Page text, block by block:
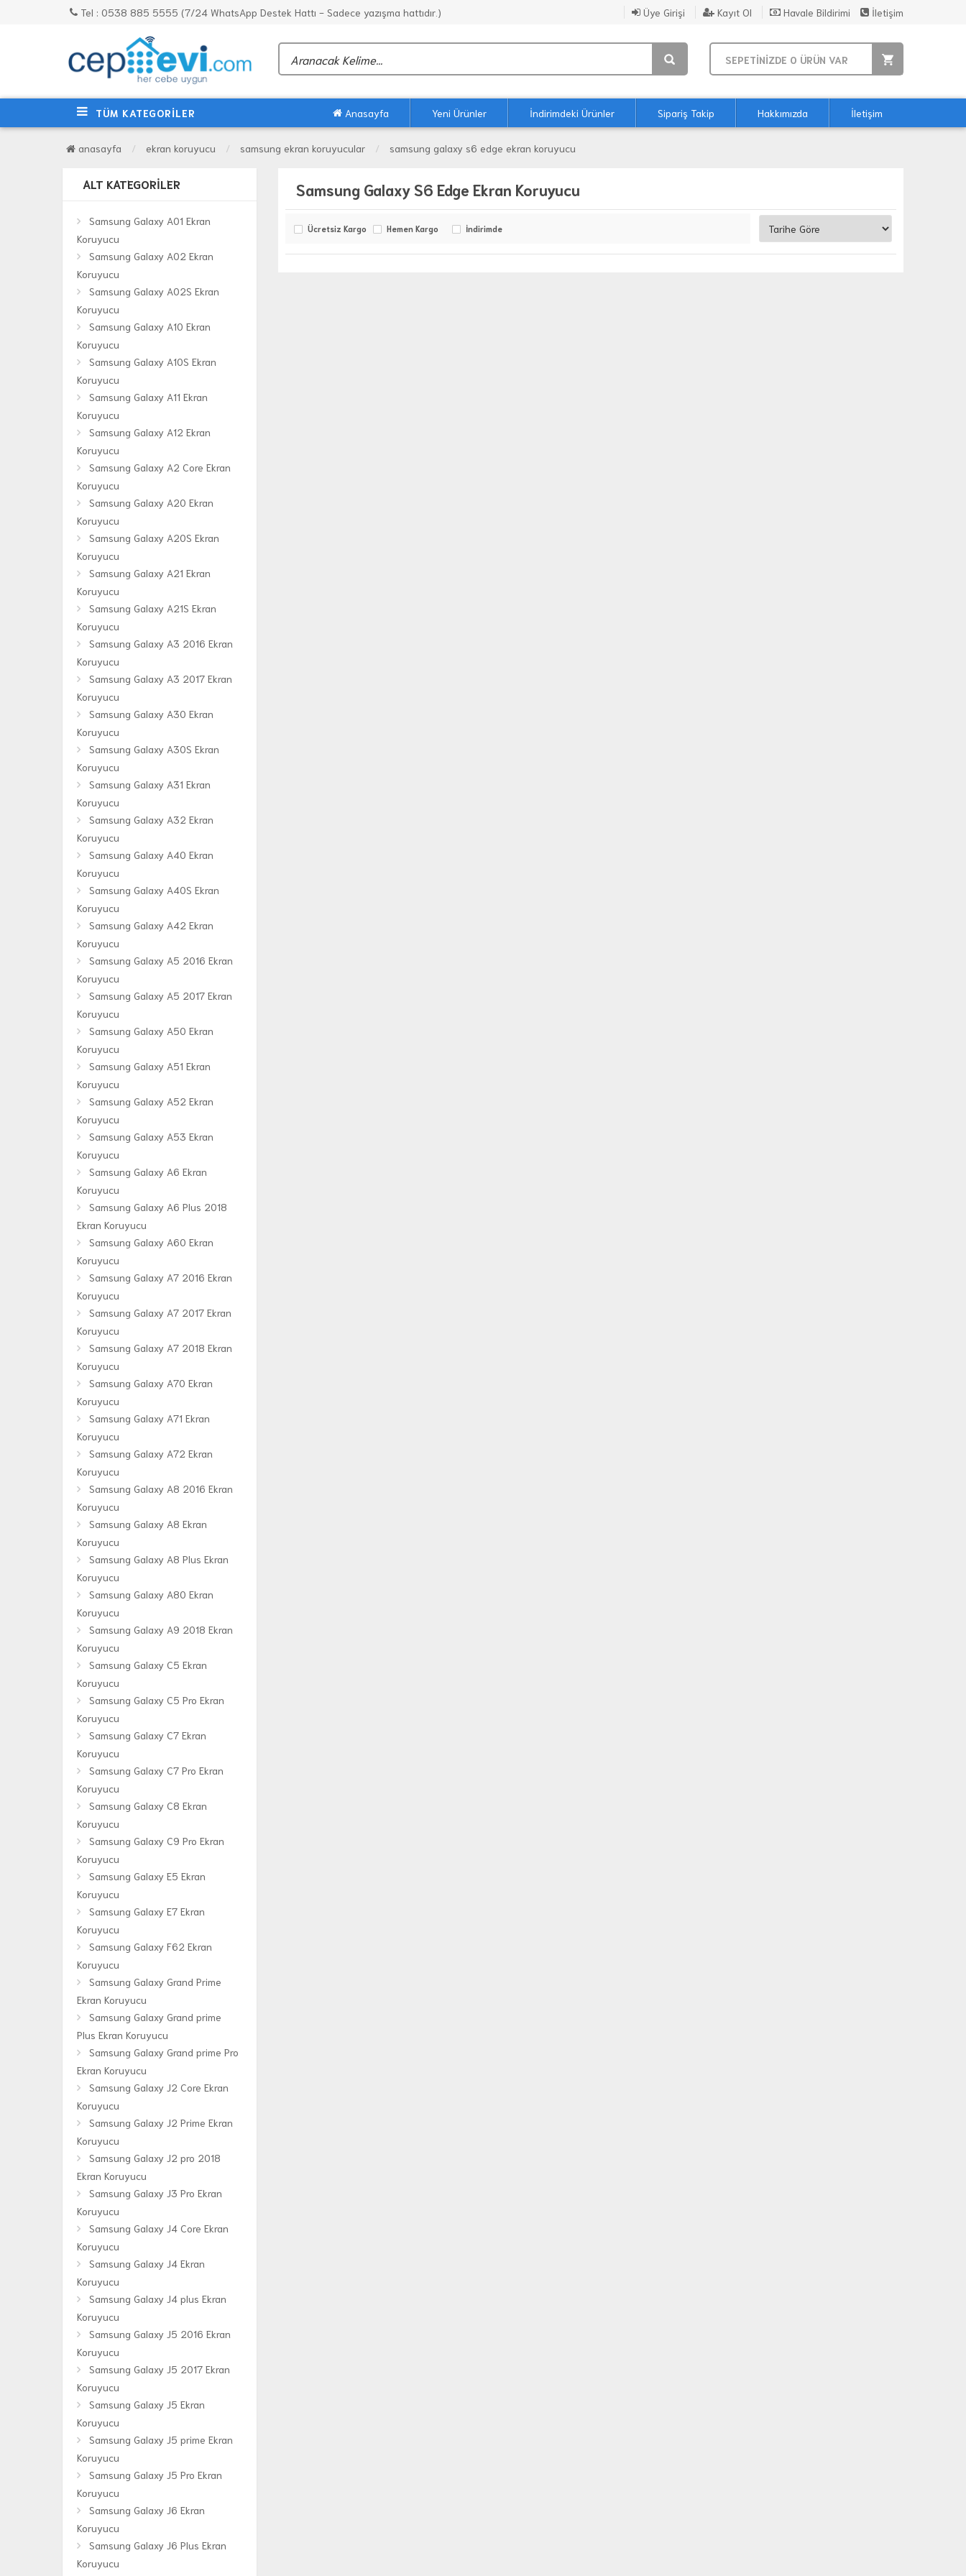
Tel : 0538 885 5555 (7/24 WhatsApp Destek Hattı - Sadece yazışma hattıdır.) Üye Girişi Kayıt Ol Havale Bildirimi İletişim
SEPETİNİZDE 0 ÜRÜN VAR
TÜM KATEGORİLER Anasayfa Yeni Ürünler İndirimdeki Ürünler Sipariş Takip Hakkımızda İletişim
anasayfa ekran koruyucu samsung ekran koruyucular samsung galaxy s6 edge ekran koruyucu
ALT KATEGORILER
Samsung Galaxy A01 Ekran
Koruyucu
Samsung Galaxy A02 Ekran
Koruyucu
Samsung Galaxy A02S Ekran
Koruyucu
Samsung Galaxy A10 Ekran
Koruyucu
Samsung Galaxy A10S Ekran
Koruyucu
Samsung Galaxy A11 Ekran
Koruyucu
Samsung Galaxy A12 Ekran
Koruyucu
Samsung Galaxy A2 Core Ekran
Koruyucu
Samsung Galaxy A20 Ekran
Koruyucu
Samsung Galaxy A20S Ekran
Koruyucu
Samsung Galaxy A21 Ekran
Koruyucu
Samsung Galaxy A21S Ekran
Koruyucu
Samsung Galaxy A3 2016 Ekran
Koruyucu
Samsung Galaxy A3 2017 Ekran
Koruyucu
Samsung Galaxy A30 Ekran
Koruyucu
Samsung Galaxy A30S Ekran
Koruyucu
Samsung Galaxy A31 Ekran
Koruyucu
Samsung Galaxy A32 Ekran
Koruyucu
Samsung Galaxy A40 Ekran
Koruyucu
Samsung Galaxy A40S Ekran
Koruyucu
Samsung Galaxy A42 Ekran
Koruyucu
Samsung Galaxy A5 2016 Ekran
Koruyucu
Samsung Galaxy A5 2017 Ekran
Koruyucu
Samsung Galaxy A50 Ekran
Koruyucu
Samsung Galaxy A51 Ekran
Koruyucu
Samsung Galaxy A52 Ekran
Koruyucu
Samsung Galaxy A53 Ekran
Koruyucu
Samsung Galaxy A6 Ekran
Koruyucu
Samsung Galaxy A6 Plus 2018
Ekran Koruyucu
Samsung Galaxy A60 Ekran
Koruyucu
Samsung Galaxy A7 2016 Ekran
Koruyucu
Samsung Galaxy A7 2017 Ekran
Koruyucu
Samsung Galaxy A7 2018 Ekran
Koruyucu
Samsung Galaxy A70 Ekran
Koruyucu
Samsung Galaxy A71 Ekran
Koruyucu
Samsung Galaxy A72 Ekran
Koruyucu
Samsung Galaxy A8 2016 Ekran
Koruyucu
Samsung Galaxy A8 Ekran
Koruyucu
Samsung Galaxy A8 Plus Ekran
Koruyucu
Samsung Galaxy A80 Ekran
Koruyucu
Samsung Galaxy A9 2018 Ekran
Koruyucu
Samsung Galaxy C5 Ekran
Koruyucu
Samsung Galaxy C5 Pro Ekran
Koruyucu
Samsung Galaxy C7 Ekran
Koruyucu
Samsung Galaxy C7 Pro Ekran
Koruyucu
Samsung Galaxy C8 Ekran
Koruyucu
Samsung Galaxy C9 Pro Ekran
Koruyucu
Samsung Galaxy E5 Ekran
Koruyucu
Samsung Galaxy E7 Ekran
Koruyucu
Samsung Galaxy F62 Ekran
Koruyucu
Samsung Galaxy Grand Prime
Ekran Koruyucu
Samsung Galaxy Grand prime
Plus Ekran Koruyucu
Samsung Galaxy Grand prime Pro
Ekran Koruyucu
Samsung Galaxy J2 Core Ekran
Koruyucu
Samsung Galaxy J2 Prime Ekran
Koruyucu
Samsung Galaxy J2 pro 2018
Ekran Koruyucu
Samsung Galaxy J3 Pro Ekran
Koruyucu
Samsung Galaxy J4 Core Ekran
Koruyucu
Samsung Galaxy J4 Ekran
Koruyucu
Samsung Galaxy J4 plus Ekran
Koruyucu
Samsung Galaxy J5 2016 Ekran
Koruyucu
Samsung Galaxy J5 2017 Ekran
Koruyucu
Samsung Galaxy J5 Ekran
Koruyucu
Samsung Galaxy J5 prime Ekran
Koruyucu
Samsung Galaxy J5 Pro Ekran
Koruyucu
Samsung Galaxy J6 Ekran
Koruyucu
Samsung Galaxy J6 Plus Ekran
Koruyucu
Samsung Galaxy S6 Edge Ekran Koruyucu
Ücretsiz Kargo Hemen Kargo İndirimde